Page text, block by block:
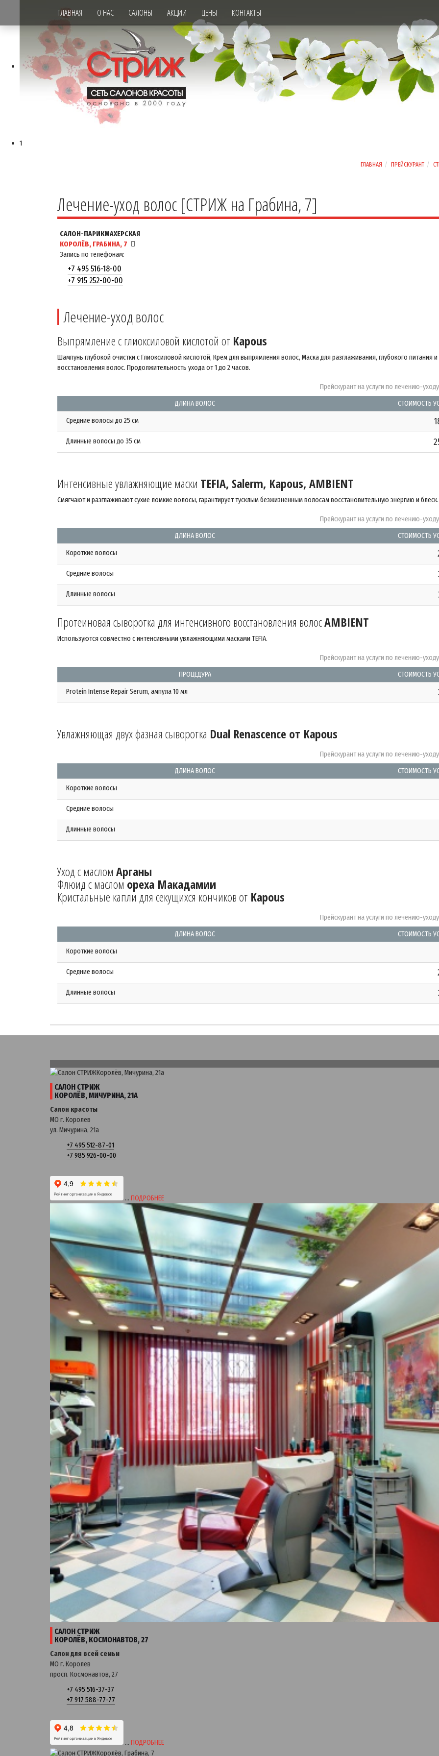
ГЛАВНАЯ О НАС САЛОНЫ АКЦИИ ЦЕНЫ КОНТАКТЫ
1
ГЛАВНАЯ ПРЕЙСКУРАНТ
Лечение-уход волос [СТРИЖ на Грабина, 7]
САЛОН-ПАРИКМАХЕРСКАЯ
КОРОЛЁВ, ГРАБИНА, 7
Запись по телефонам:
+7 495 516-18-00
+7 915 252-00-00
Лечение-уход волос
Выпрямление с глиоксиловой кислотой от Kapous
Шампунь глубокой очистки с Глиоксиловой кислотой, Крем для выпрямления волос, Маска для разглаживания, глубокого питания и
восстановления волос. Продолжительность ухода от 1 до 2 часов.
Прейскурант на услуги по лечению-
ДЛИНА ВОЛОС
СТОИМОСТЬ
Средние волосы до 25 см
Длинные волосы до 35 см
Интенсивные увлажняющие маски TEFIA, Salerm, Kapous, AMBIENT
Смягчают и разглаживают сухие ломкие волосы, гарантирует тусклым безжизненным волосам восстановительную энергию и блеск.
Прейскурант на услуги по лечению-
ДЛИНА ВОЛОС
СТОИМОСТЬ
Короткие волосы
Средние волосы
Длинные волосы
Протеиновая сыворотка для интенсивного восстановления волосAMBIENT
Используются совместно с интенсивными увлажняющими масками TEFIA.
Прейскурант на услуги по лечению-
ПРОЦЕДУРА
СТОИМОСТЬ
Protein Intense Repair Serum, ампула 10 мл
Увлажняющая двух фазная сыворотка Dual Renascence от Kapous
Прейскурант на услуги по лечению-
ДЛИНА ВОЛОС
СТОИМОСТЬ
Короткие волосы
Средние волосы
Длинные волосы
Уход с маслом Арганы
Флюид с масломореха Макадамии
Кристальные капли для секущихся кончиков от Kapous
Прейскурант на услуги по лечению-
ДЛИНА ВОЛОС
СТОИМОСТЬ
Короткие волосы
Средние волосы
Длинные волосы
САЛОН СТРИЖ
КОРОЛЁВ, МИЧУРИНА, 21А
Салон красоты
МО г. Королев
ул. Мичурина, 21a
+7 495 512-87-01
+7 985 926-00-00
… ПОДРОБНЕЕ
САЛОН СТРИЖ
КОРОЛЁВ, КОСМОНАВТОВ, 27
Салон для всей семьи
МО г. Королев
просп. Космонавтов, 27
+7 495 516-37-37
+7 917 588-77-77
… ПОДРОБНЕЕ